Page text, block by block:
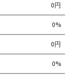
0円
0%
0円
0%